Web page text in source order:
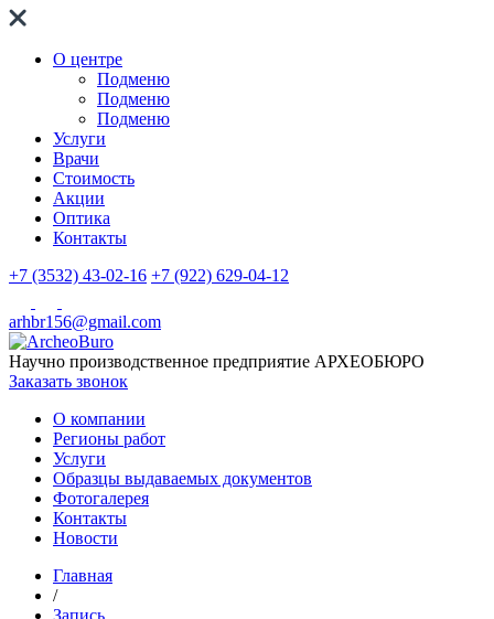
О центре
Подменю
Подменю
Подменю
Услуги
Врачи
Стоимость
Акции
Оптика
Контакты
+7 (3532) 43-02-16 +7 (922) 629-04-12
arhbr156@gmail.com
Научно производственное предприятие АРХЕОБЮРО
Заказать звонок
О компании
Регионы работ
Услуги
Образцы выдаваемых документов
Фотогалерея
Контакты
Новости
Главная
/
Запись